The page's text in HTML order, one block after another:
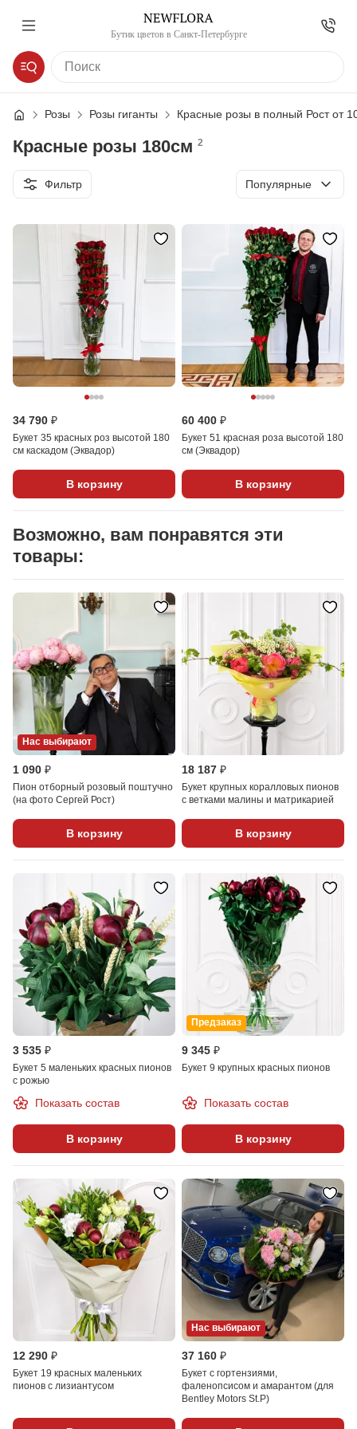
Бутик цветов в Санкт-Петербурге
Розы Розы гиганты Красные розы в полный Рост от
Красные розы 180см 2
Фильтр Сортировка
Популярные
34 790 ₽
Букет 35 красных роз высотой 180
см каскадом (Эквадор)
В корзину
60 400 ₽
Букет 51 красная роза высотой 180
см (Эквадор)
В корзину
Возможно, вам понравятся эти
товары:
Нас выбирают
1 090 ₽
Пион отборный розовый поштучно
(на фото Сергей Рост)
В корзину
18 187 ₽
Букет крупных коралловых пионов
с ветками малины и матрикарией
В корзину
3 535 ₽
Букет 5 маленьких красных пионов
с рожью
Показать состав
В корзину
Предзаказ
9 345 ₽
Букет 9 крупных красных пионов
Показать состав
В корзину
12 290 ₽
Букет 19 красных маленьких
пионов с лизиантусом
Нас выбирают
37 160 ₽
Букет с гортензиями,
фаленопсисом и амарантом (для
Bentley Motors St.P)